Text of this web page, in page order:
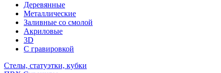
Деревянные
Металлические
Заливные со смолой
Акриловые
3D
C гравировкой
Стелы, статуэтки, кубки